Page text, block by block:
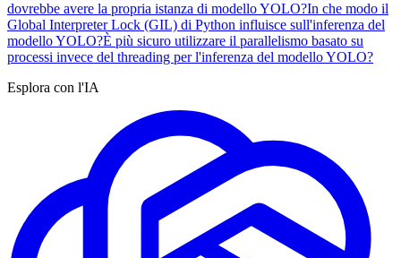
dovrebbe avere la propria istanza di modello YOLO?In che modo il
Global Interpreter Lock (GIL) di Python influisce sull'inferenza del
modello YOLO?È più sicuro utilizzare il parallelismo basato su
processi invece del threading per l'inferenza del modello YOLO?
Esplora con l'IA